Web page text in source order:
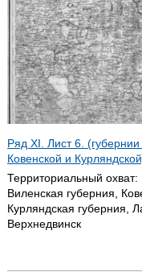
Ряд XI. Лист 6.
Ковенской и
Территориальный охват:
Виленская губерния,
Курляндская губерния,
Верхнедвинск